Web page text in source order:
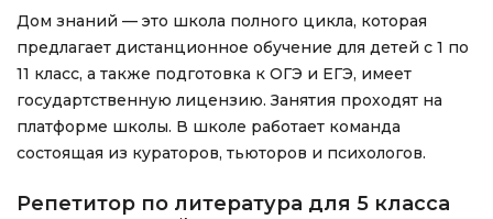
Дом знаний — это школа полного цикла, которая
предлагает дистанционное обучение для детей с 1 по
11 класс, а также подготовка к ОГЭ и ЕГЭ, имеет
государтственную лицензию. Занятия проходят на
платформе школы. В школе работает команда
состоящая из кураторов, тьюторов и психологов.
Репетитор по литература для 5 класса